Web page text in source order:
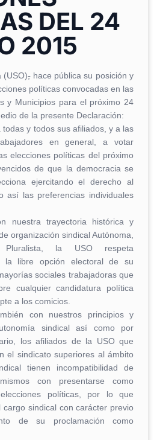
DEL 24
2015
(USO),hace pública su posición y
políticas convocadas en las
y Municipios para el próximo 24
de la presente Declaración:
todas y todos sus afiliados, y a las
en general, a votar
elecciones políticas del próximo
de que la democracia se
ejercitando el derecho al
así las preferencias individuales
nuestra trayectoria histórica y
organización sindical Autónoma,
Pluralista, la USO respeta
la libre opción electoral de su
sociales trabajadoras que
cualquier candidatura política
a los comicios.
con nuestros principios y
sindical así como por
los afiliados de la USO que
el sindicato superiores al ámbito
tienen incompatibilidad de
con presentarse como
políticas, por lo que
cargo sindical con carácter previo
de su proclamación como